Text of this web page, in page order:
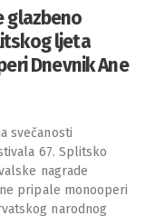
glazbeno
ljeta
Dnevnik Ane
svečanosti
67. Splitsko
nagrade
pripale monooperi
narodnog